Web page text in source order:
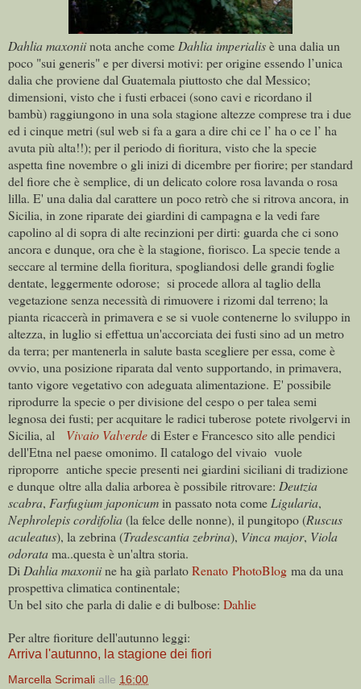
Dahlia maxoniinota anche come Dahlia imperialisè una dalia un
poco "sui generis" e per diversi motivi: per origine essendo l’unica
dalia che proviene dal Guatemala piuttosto che dal Messico;
dimensioni, visto che i fusti erbacei (sono cavi e ricordano il
bambù) raggiungono in una sola stagione altezze comprese tra i due
ed i cinque metri (sul web si fa a gara a dire chi ce l’ ha o ce l’ ha
avuta più alta!!); per il periodo di fioritura, visto che la specie
aspetta fine novembre o gli inizi di dicembre per fiorire; per standard
del fiore che è semplice, di un delicato colore rosa lavanda o rosa
lilla. E' una dalia dal carattere un poco retrò che si ritrova ancora, in
Sicilia, in zone riparate dei giardini di campagna e la vedi fare
capolino al di sopra di alte recinzioni per dirti: guarda che ci sono
ancora e dunque, ora che è la stagione, fiorisco. La specie tende a
seccare al termine della fioritura, spogliandosi delle grandi foglie
dentate, leggermente odorose; si procede allora al taglio della
vegetazione senza necessità di rimuovere i rizomi dal terreno; la
pianta ricaccerà in primavera e se si vuole contenerne lo sviluppo in
altezza, in luglio si effettua un'accorciata dei fusti sino ad un metro
da terra; per mantenerla in salute basta scegliere per essa, come è
ovvio, una posizione riparata dal vento supportando, in primavera,
tanto vigore vegetativo con adeguata alimentazione. E' possibile
riprodurre la specie o per divisione del cespo o per talea semi
legnosa dei fusti; per acquitare le radici tuberose potete rivolgervi in
Sicilia, al
Vivaio Valverdedi Ester e Francesco sito alle pendici
dell'Etna nel paese omonimo. Il catalogo del vivaio vuole
riproporre antiche specie presenti nei giardini siciliani di tradizione
e dunque oltre alla dalia arborea è possibile ritrovare: Deutzia
scabra, Farfugium japonicumin passato nota come Ligularia,
Nephrolepis cordifolia(la felce delle nonne), il pungitopo (Ruscus
aculeatus), la zebrina (Tradescantia zebrina), Vinca major, Viola
odoratama..questa è un'altra storia.
Di Dahlia maxoniine ha già parlatoRenato PhotoBlog ma da una
prospettiva climatica continentale;
Un bel sito che parla di dalie e di bulbose: Dahlie
Per altre fioriture dell'autunno leggi:
Arriva l'autunno, la stagione dei fiori
Marcella Scrimali alle 16:00